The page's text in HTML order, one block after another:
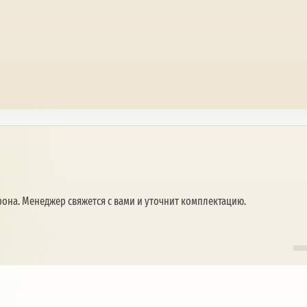
Менеджер свяжется с вами и уточнит комплектацию.